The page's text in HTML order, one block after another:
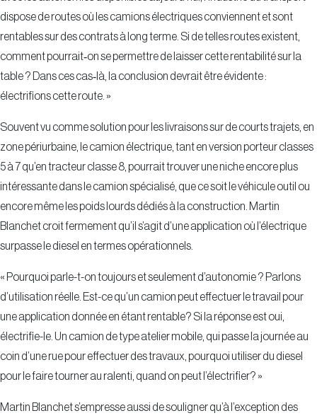
dispose de routes où les camions électriques conviennent et sont
rentables sur des contrats à long terme. Si de telles routes existent,
comment pourrait‑on se permettre de laisser cette rentabilité sur la
table ? Dans ces cas‑là, la conclusion devrait être évidente :
électrifions cette route. »
Souvent vu comme solution pour les livraisons sur de courts trajets, en
zone périurbaine, le camion électrique, tant en version porteur classes
5 à 7 qu’en tracteur classe 8, pourrait trouver une niche encore plus
intéressante dans le camion spécialisé, que ce soit le véhicule outil ou
encore même les poids lourds dédiés à la construction. Martin
Blanchet croit fermement qu’il s’agit d’une application où l’électrique
surpasse le diesel en termes opérationnels.
« Pourquoi parle-t-on toujours et seulement d’autonomie ? Parlons
d’utilisation réelle. Est-ce qu’un camion peut effectuer le travail pour
une application donnée en étant rentable? Si la réponse est oui,
électrifie-le. Un camion de type atelier mobile, qui passe la journée au
coin d’une rue pour effectuer des travaux, pourquoi utiliser du diesel
pour le faire tourner au ralenti, quand on peut l’électrifier? »
Martin Blanchet s’empresse aussi de souligner qu’à l’exception des